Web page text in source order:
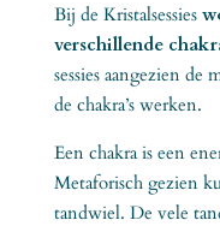
Bij de Kristalsessies
verschillende
sessies aangezien de
de chakra’s werken.
Een chakra is een
Metaforisch gezien
tandwiel. De vele